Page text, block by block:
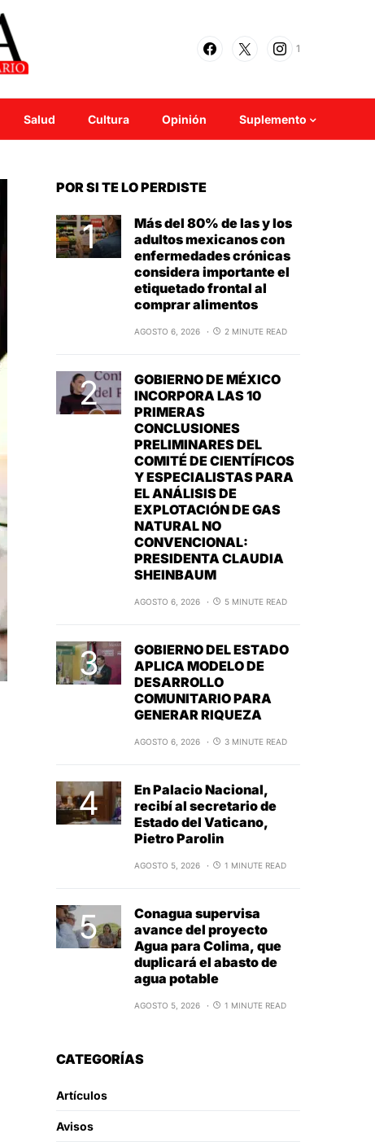
1
Salud Cultura Opinión Suplemento
POR SI TE LO PERDISTE
Más del 80% de las y los
adultos mexicanos con
enfermedades crónicas
considera importante el
etiquetado frontal al
comprar alimentos
AGOSTO 6, 2026 2 MINUTE READ
GOBIERNO DE MÉXICO
INCORPORA LAS 10
PRIMERAS
CONCLUSIONES
PRELIMINARES DEL
COMITÉ DE CIENTÍFICOS
Y ESPECIALISTAS PARA
EL ANÁLISIS DE
EXPLOTACIÓN DE GAS
NATURAL NO
CONVENCIONAL:
PRESIDENTA CLAUDIA
SHEINBAUM
AGOSTO 6, 2026 5 MINUTE READ
GOBIERNO DEL ESTADO
APLICA MODELO DE
DESARROLLO
COMUNITARIO PARA
GENERAR RIQUEZA
AGOSTO 6, 2026 3 MINUTE READ
En Palacio Nacional,
recibí al secretario de
Estado del Vaticano,
Pietro Parolin
AGOSTO 5, 2026 1 MINUTE READ
Conagua supervisa
avance del proyecto
Agua para Colima, que
duplicará el abasto de
agua potable
AGOSTO 5, 2026 1 MINUTE READ
CATEGORÍAS
Artículos
Avisos